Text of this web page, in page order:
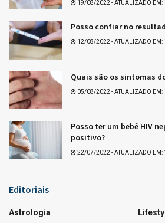
19/08/2022 - ATUALIZADO
Posso confiar no
12/08/2022 - ATUALIZADO
Quais são os sintomas
05/08/2022 - ATUALIZADO
Posso ter um bebê HIV
positivo?
22/07/2022 - ATUALIZADO
Editoriais
Astrologia